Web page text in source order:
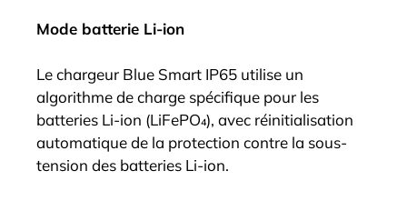
Mode batterie Li-ion
Le chargeur Blue Smart IP65 utilise un
algorithme de charge spécifique pour les
batteries Li-ion (LiFePO₄), avec réinitialisation
automatique de la protection contre la sous-
tension des batteries Li-ion.